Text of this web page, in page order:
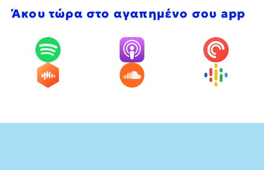
Άκου τώρα στο αγαπημένο σου app